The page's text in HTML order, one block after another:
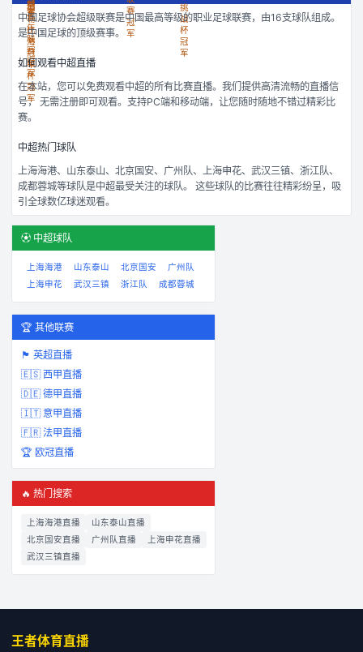
中国足球协会超级联赛是中国最高等级的职业足球联赛，由16支球队组成。
是中国足球的顶级赛事。
如何观看中超直播
在本站，您可以免费观看中超的所有比赛直播。我们提供高清流畅的直播信
号， 无需注册即可观看。支持PC端和移动端，让您随时随地不错过精彩比
赛。
中超热门球队
上海海港、山东泰山、北京国安、广州队、上海申花、武汉三镇、浙江队、
成都蓉城等球队是中超最受关注的球队。 这些球队的比赛往往精彩纷呈，吸
引全球数亿球迷观看。
⚽ 中超球队
上海海港 山东泰山 北京国安
广州队
上海申花
武汉三镇 浙江队 成都蓉城
🏆 其他联赛
🏴󠁧󠁢󠁥󠁮󠁧󠁿 英超直播
🇪🇸 西甲直播
🇩🇪 德甲直播
🇮🇹 意甲直播
🇫🇷 法甲直播
🏆 欧冠直播
🔥 热门搜索
上海海港直播 山东泰山直播
北京国安直播 广州队直播 上海申花直播
武汉三镇直播
王者体育直播